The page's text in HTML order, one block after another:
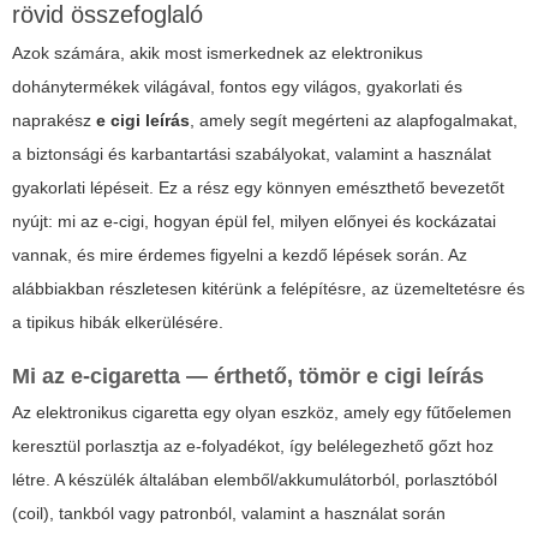
rövid összefoglaló
Azok számára, akik most ismerkednek az elektronikus
dohánytermékek világával, fontos egy világos, gyakorlati és
naprakész e cigi leírás, amely segít megérteni az alapfogalmakat,
a biztonsági és karbantartási szabályokat, valamint a használat
gyakorlati lépéseit. Ez a rész egy könnyen emészthető bevezetőt
nyújt: mi az e-cigi, hogyan épül fel, milyen előnyei és kockázatai
vannak, és mire érdemes figyelni a kezdő lépések során. Az
alábbiakban részletesen kitérünk a felépítésre, az üzemeltetésre és
a tipikus hibák elkerülésére.
Mi az e-cigaretta — érthető, tömör e cigi leírás
Az elektronikus cigaretta egy olyan eszköz, amely egy fűtőelemen
keresztül porlasztja az e-folyadékot, így belélegezhető gőzt hoz
létre. A készülék általában elemből/akkumulátorból, porlasztóból
(coil), tankból vagy patronból, valamint a használat során